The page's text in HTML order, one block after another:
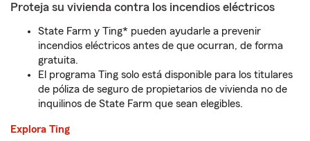
Proteja su vivienda contra los incendios eléctricos
State Farm y Ting* pueden ayudarle a prevenir
incendios eléctricos antes de que ocurran, de forma
gratuita.
El programa Ting solo está disponible para los titulares
de póliza de seguro de propietarios de vivienda no de
inquilinos de State Farm que sean elegibles.
Explora Ting